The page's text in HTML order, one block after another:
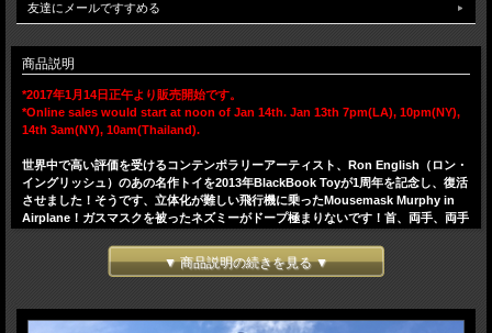
友達にメールですすめる
商品説明
*2017年1月14日正午より販売開始です。
*Online sales would start at noon of Jan 14th. Jan 13th 7pm(LA), 10pm(NY),
14th 3am(NY), 10am(Thailand).
世界中で高い評価を受けるコンテンポラリーアーティスト、Ron English（ロン・
イングリッシュ）のあの名作トイを2013年BlackBook Toyが1周年を記念し、復活
させました！そうです、立体化が難しい飛行機に乗ったMousemask Murphy in
Airplane！ガスマスクを被ったネズミーがドープ極まりないです！首、両手、両手
と対となるTokyo Gold。シルバーをベースにゴールド、ブラックでまとめた縁起
の良いカラーです。しかも、目と淵のカラーを入れ替えたバリアントも存在。バリ
IN JAPANのUndeniable Qualityのソフビです！原型はLittle Chop Designの
▼ 商品説明の続きを見る ▼